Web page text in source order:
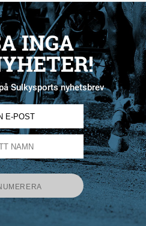
INGA
Sulkysports nyhetsbrev